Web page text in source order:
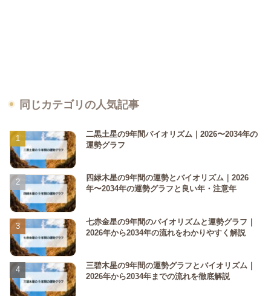
同じカテゴリの人気記事
二黒土星の9年間バイオリズム｜2026〜2034年の
運勢グラフ
四緑木星の9年間の運勢とバイオリズム｜2026
年〜2034年の運勢グラフと良い年・注意年
七赤金星の9年間のバイオリズムと運勢グラフ｜
2026年から2034年の流れをわかりやすく解説
三碧木星の9年間の運勢グラフとバイオリズム｜
2026年から2034年までの流れを徹底解説